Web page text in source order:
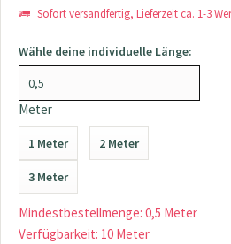
Sofort versandfertig, Lieferzeit ca. 1-3
Wähle deine individuelle Länge:
Meter
1 Meter 2 Meter
3 Meter
Mindestbestellmenge: 0,5 Meter
Verfügbarkeit: 10 Meter